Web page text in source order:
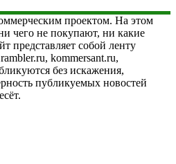
проектом. На этом
чего не покупают, ни какие
представляет собой ленту
kommersant.ru,
без искажения,
публикуемых новостей